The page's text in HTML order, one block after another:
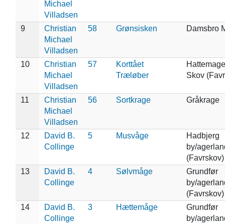
Michael
Villadsen
9
Christian
Michael
Villadsen
58 Grønsisken Damsbro
10
Christian
Michael
Villadsen
57
Korttået
Træløber
Skov
11
Christian
Michael
Villadsen
56 Sortkrage Gråkrage
12
David B.
Collinge
5 Musvåge
Hadbjerg
by/
(Favrskov)
13
David B.
Collinge
4 Sølvmåge
Grundfør
by/
(Favrskov)
14
David B.
Collinge
3 Hættemåge
Grundfør
by/